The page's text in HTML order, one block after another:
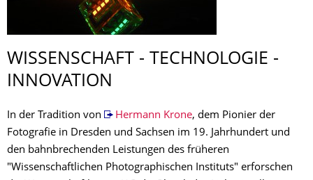
WISSENSCHAFT - TECHNOLOGIE -
INNOVATION
In der Tradition von Hermann Krone, dem Pionier der
Fotografie in Dresden und Sachsen im 19. Jahrhundert und
den bahnbrechenden Leistungen des früheren
"Wissenschaftlichen Photographischen Instituts" erforschen